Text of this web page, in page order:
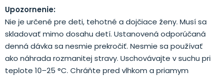
Upozornenie:
Nie je určené pre deti, tehotné a dojčiace ženy. Musí sa
skladovať mimo dosahu detí. Ustanovená odporúčaná
denná dávka sa nesmie prekročiť. Nesmie sa používať
ako náhrada rozmanitej stravy. Uschovávajte v suchu pri
teplote 10–25 °C. Chráňte pred vlhkom a priamym